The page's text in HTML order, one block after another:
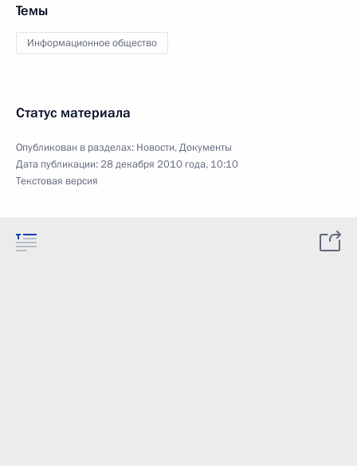
Темы
Информационное общество
Статус материала
Опубликован в разделах: Новости,Документы
Дата публикации:28 декабря 2010 года, 10:10
Текстовая версия